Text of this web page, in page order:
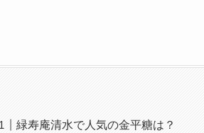
緑寿庵清水で人気の金平糖は？